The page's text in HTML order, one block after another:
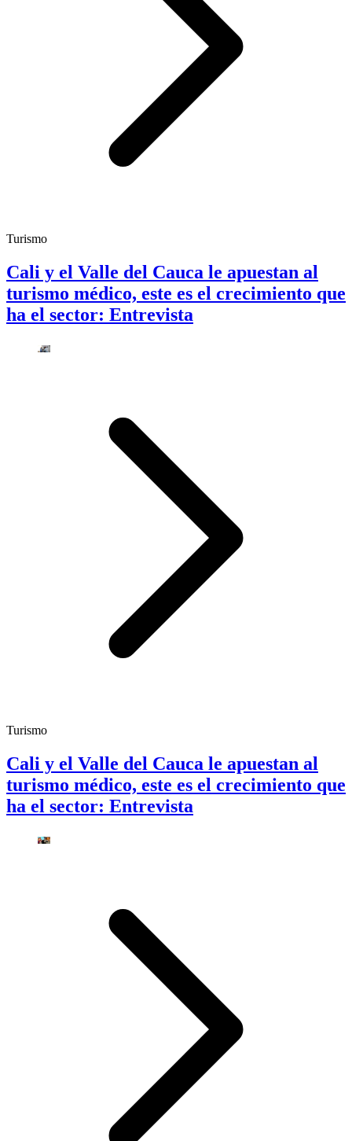
Turismo
Cali y el Valle del Cauca le apuestan al
turismo médico, este es el crecimiento que
ha el sector: Entrevista
Turismo
Cali y el Valle del Cauca le apuestan al
turismo médico, este es el crecimiento que
ha el sector: Entrevista